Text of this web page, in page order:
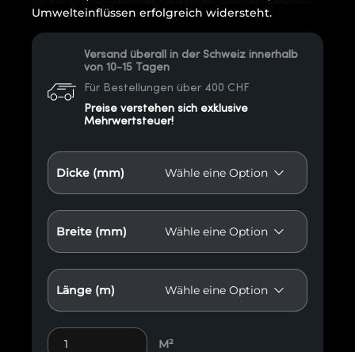
Umwelteinflüssen erfolgreich widersteht.
Versand überall in der Schweiz innerhalb
von 10-15 Tagen
Für Bestellungen über 400 CHF
Preise verstehen sich exklusive
Mehrwertsteuer!
Dicke (mm)
Breite (mm)
Länge (m)
Premium-Holzverkleidungen M5 quantity
M²